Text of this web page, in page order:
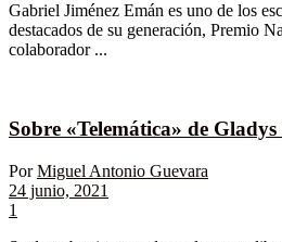
Gabriel Jiménez Emán es uno de los
destacados de su generación, Premio
colaborador ...
Sobre «Telemática» de
Por Miguel Antonio Guevara
24 junio, 2021
1